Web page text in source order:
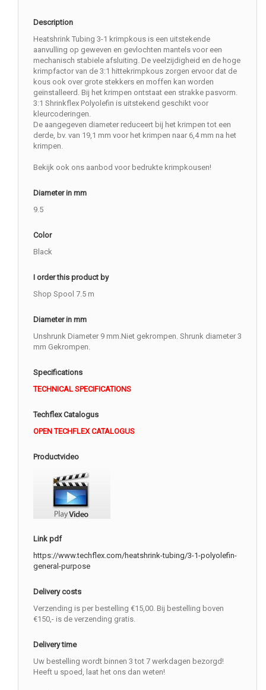
Description
Heatshrink Tubing 3-1 krimpkous is een uitstekende
aanvulling op geweven en gevlochten mantels voor een
mechanisch stabiele afsluiting. De veelzijdigheid en de hoge
krimpfactor van de 3:1 hittekrimpkous zorgen ervoor dat de
kous ook over grote stekkers en moffen kan worden
geïnstalleerd. Bij het krimpen ontstaat een strakke pasvorm.
3:1 Shrinkflex Polyolefin is uitstekend geschikt voor
kleurcoderingen.
De aangegeven diameter reduceert bij het krimpen tot een
derde, bv. van 19,1 mm voor het krimpen naar 6,4 mm na het
krimpen.
Bekijk ook ons aanbod voor bedrukte krimpkousen!
Diameter in mm
9.5
Color
Black
I order this product by
Shop Spool 7.5 m
Diameter in mm
Unshrunk Diameter 9 mm.Niet gekrompen. Shrunk diameter 3
mm Gekrompen.
Specifications
TECHNICAL SPECIFICATIONS
Techflex Catalogus
OPEN TECHFLEX CATALOGUS
Productvideo
Link pdf
https://www.techflex.com/heatshrink-tubing/3-1-polyolefin-
general-purpose
Delivery costs
Verzending is per bestelling €15,00. Bij bestelling boven
€150,- is de verzending gratis.
Delivery time
Uw bestelling wordt binnen 3 tot 7 werkdagen bezorgd!
Heeft u spoed, laat het ons dan weten!